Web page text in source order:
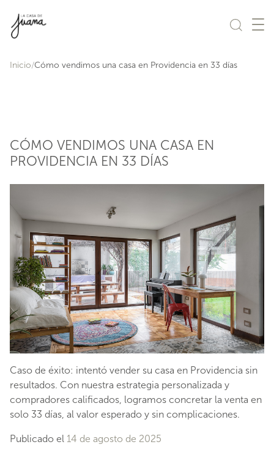
Inicio Cómo vendimos una casa en Providencia en 33 días
CÓMO VENDIMOS UNA CASA EN
PROVIDENCIA EN 33 DÍAS
Caso de éxito: intentó vender su casa en Providencia sin
resultados. Con nuestra estrategia personalizada y
compradores calificados, logramos concretar la venta en
solo 33 días, al valor esperado y sin complicaciones.
Publicado el 14 de agosto de 2025